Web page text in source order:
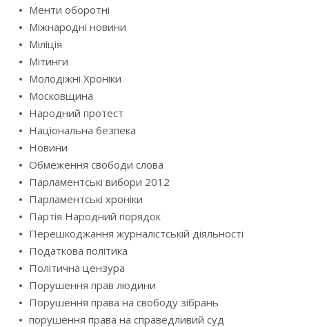
Менти оборотні
Міжнародні новини
Міліція
Мітинги
Молодіжні Хроніки
Московщина
Народний протест
Національна безпека
Новини
Обмеження свободи слова
Парламентські вибори 2012
Парламентські хроніки
Партія Народний порядок
Перешкоджання журналістській діяльності
Податкова політика
Політична цензура
Порушення прав людини
Порушення права на свободу зібрань
порушення права на справедливий суд